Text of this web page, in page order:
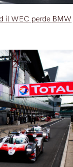
il WEC perde BMW